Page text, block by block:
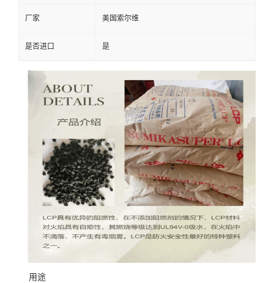
厂家 美国索尔维
是否进口 是
用途